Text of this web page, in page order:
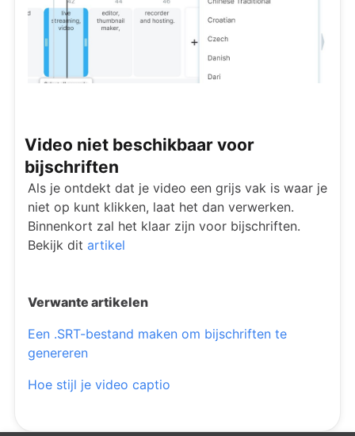
Video niet beschikbaar voor
bijschriften
Als je ontdekt dat je video een grijs vak is waar je
niet op kunt klikken, laat het dan verwerken.
Binnenkort zal het klaar zijn voor bijschriften.
Bekijk dit artikel
Verwante artikelen
Een .SRT-bestand maken om bijschriften te
genereren
Hoe stijl je video captio